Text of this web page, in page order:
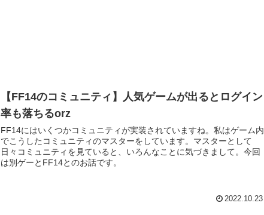
【FF14のコミュニティ】人気ゲームが出るとログイン
率も落ちるorz
FF14にはいくつかコミュニティが実装されていますね。私はゲーム内
でこうしたコミュニティのマスターをしています。マスターとして
日々コミュニティを見ていると、いろんなことに気づきまして。今回
は別ゲーとFF14とのお話です。
2022.10.23